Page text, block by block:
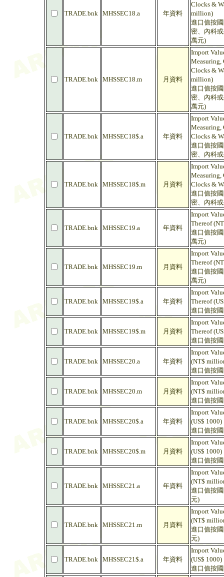
TRADE.bnk MHSSEC18.a 年資料
Clocks &
million)
進口值按
密、內科
萬元)
TRADE.bnk MHSSEC18.m 月資料
Import
Measuring,
Clocks &
million)
進口值按
密、內科
萬元)
TRADE.bnk MHSSEC18$.a 年資料
Import
Measuring,
Clocks &
進口值按
密、內科
TRADE.bnk MHSSEC18$.m 月資料
Import
Measuring,
Clocks &
進口值按
密、內科
TRADE.bnk MHSSEC19.a 年資料
Import
Thereof
進口值按
萬元)
TRADE.bnk MHSSEC19.m 月資料
Import
Thereof
進口值按
萬元)
TRADE.bnk MHSSEC19$.a 年資料
Import
Thereof
進口值按
TRADE.bnk MHSSEC19$.m 月資料
Import
Thereof
進口值按
TRADE.bnk MHSSEC20.a 年資料
Import
(NT$
進口值按
TRADE.bnk MHSSEC20.m 月資料
Import
(NT$
進口值按
TRADE.bnk MHSSEC20$.a 年資料
Import
(US$ 1000)
進口值按
TRADE.bnk MHSSEC20$.m 月資料
Import
(US$ 1000)
進口值按
TRADE.bnk MHSSEC21.a 年資料
Import
(NT$
進口值按
元)
TRADE.bnk MHSSEC21.m 月資料
Import
(NT$
進口值按
元)
TRADE.bnk MHSSEC21$.a 年資料
Import
(US$ 1000)
進口值按